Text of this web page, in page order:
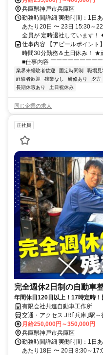
兵庫県神戸市兵庫区
勤務時間詳細 実働時間：1日
あたり20日 〜 23日 15:30～
全員が 定時退社しています！
仕事内容 【アピールポイン
時間30分勤務＆土日休み！ ★
■仕事内容 ￣￣￣￣￣￣￣￣
業界未経験者歓迎 固定時間制 職場見
経験者歓迎
残業なし 研修あり 夕方
長期休暇あり
土日祝休み
同じ企業の求人
正社員
完全週休2日制の自動車
年間休日120日以上！17時定時！
有限会社共進自動車工作所
交通・アクセス JR｢兵庫｣駅
月給250,000円～350,000円
兵庫県神戸市兵庫区
勤務時間詳細 実働時間：1日
あたり18日 〜 20日 8:30～